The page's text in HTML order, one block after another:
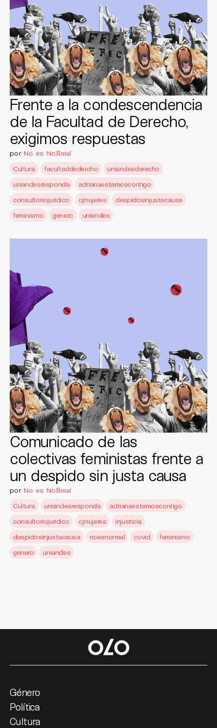
Frente a la condescendencia
de la Facultad de Derecho,
exigimos respuestas
por No es NoЯmal
Cultura
facultaddedercho
uniandesderecho
uniandesresponda
adrianaestamoscontigo
consultoriojuridico
cjmujeres
despidosinjustacausa
feminismo
genero uniandes
Comunicado de las
colectivas feministas frente a
un despido sin justa causa
por No es NoЯmal
Cultura
uniandesresponda
adrianaestamoscontigo
consultoriojuridico
cjmujeres
injusticia
despidosinjustacausa
noesnormal covid
feminismo
genero
uniandes
Género
Política
Cultura